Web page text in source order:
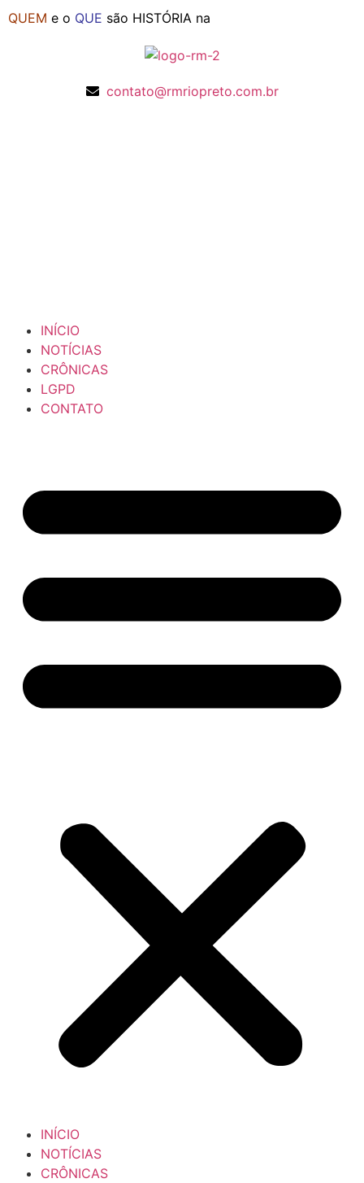
QUEM e o QUE são HISTÓRIA na
contato@rmriopreto.com.br
INÍCIO
NOTÍCIAS
CRÔNICAS
LGPD
CONTATO
INÍCIO
NOTÍCIAS
CRÔNICAS